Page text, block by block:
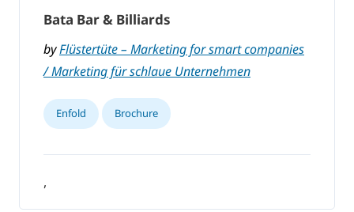
Bata Bar & Billiards
byFlüstertüte – Marketing for smart companies
/ Marketing für schlaue Unternehmen
Enfold Brochure
,